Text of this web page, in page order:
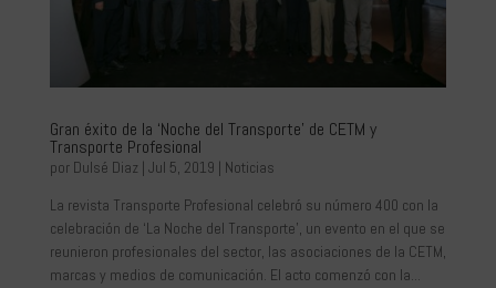
Gran éxito de la ‘Noche del Transporte’ de CETM y
Transporte Profesional
por Dulsé Diaz | Jul 5, 2019 | Noticias
La revista Transporte Profesional celebró su número 400 con la
celebración de ‘La Noche del Transporte’, un evento en el que se
reunieron profesionales del sector, las asociaciones de la CETM,
marcas y medios de comunicación. El acto comenzó con la...